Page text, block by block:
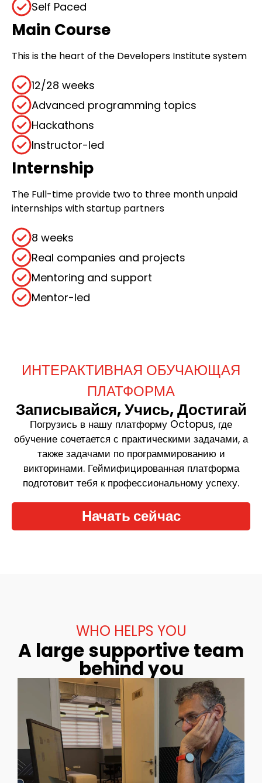
Self Paced
Main Course
This is the heart of the Developers Institute system
12/28 weeks
Advanced programming topics
Hackathons
Instructor-led
Internship
The Full-time provide two to three month unpaid
internships with startup partners
8 weeks
Real companies and projects
Mentoring and support
Mentor-led
ИНТЕРАКТИВНАЯ ОБУЧАЮЩАЯ
ПЛАТФОРМА
Записывайся, Учись, Достигай
Погрузись в нашу платформу Octopus, где
обучение сочетается с практическими задачами, а
также задачами по программированию и
викторинами. Геймифицированная платформа
подготовит тебя к профессиональному успеху.
Начать сейчас
WHO HELPS YOU
A large supportive team
behind you